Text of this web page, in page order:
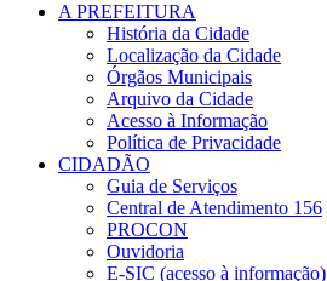
A PREFEITURA
História da Cidade
Localização da Cidade
Órgãos Municipais
Arquivo da Cidade
Acesso à Informação
Política de Privacidade
CIDADÃO
Guia de Serviços
Central de Atendimento 156
PROCON
Ouvidoria
E-SIC (acesso à informação)